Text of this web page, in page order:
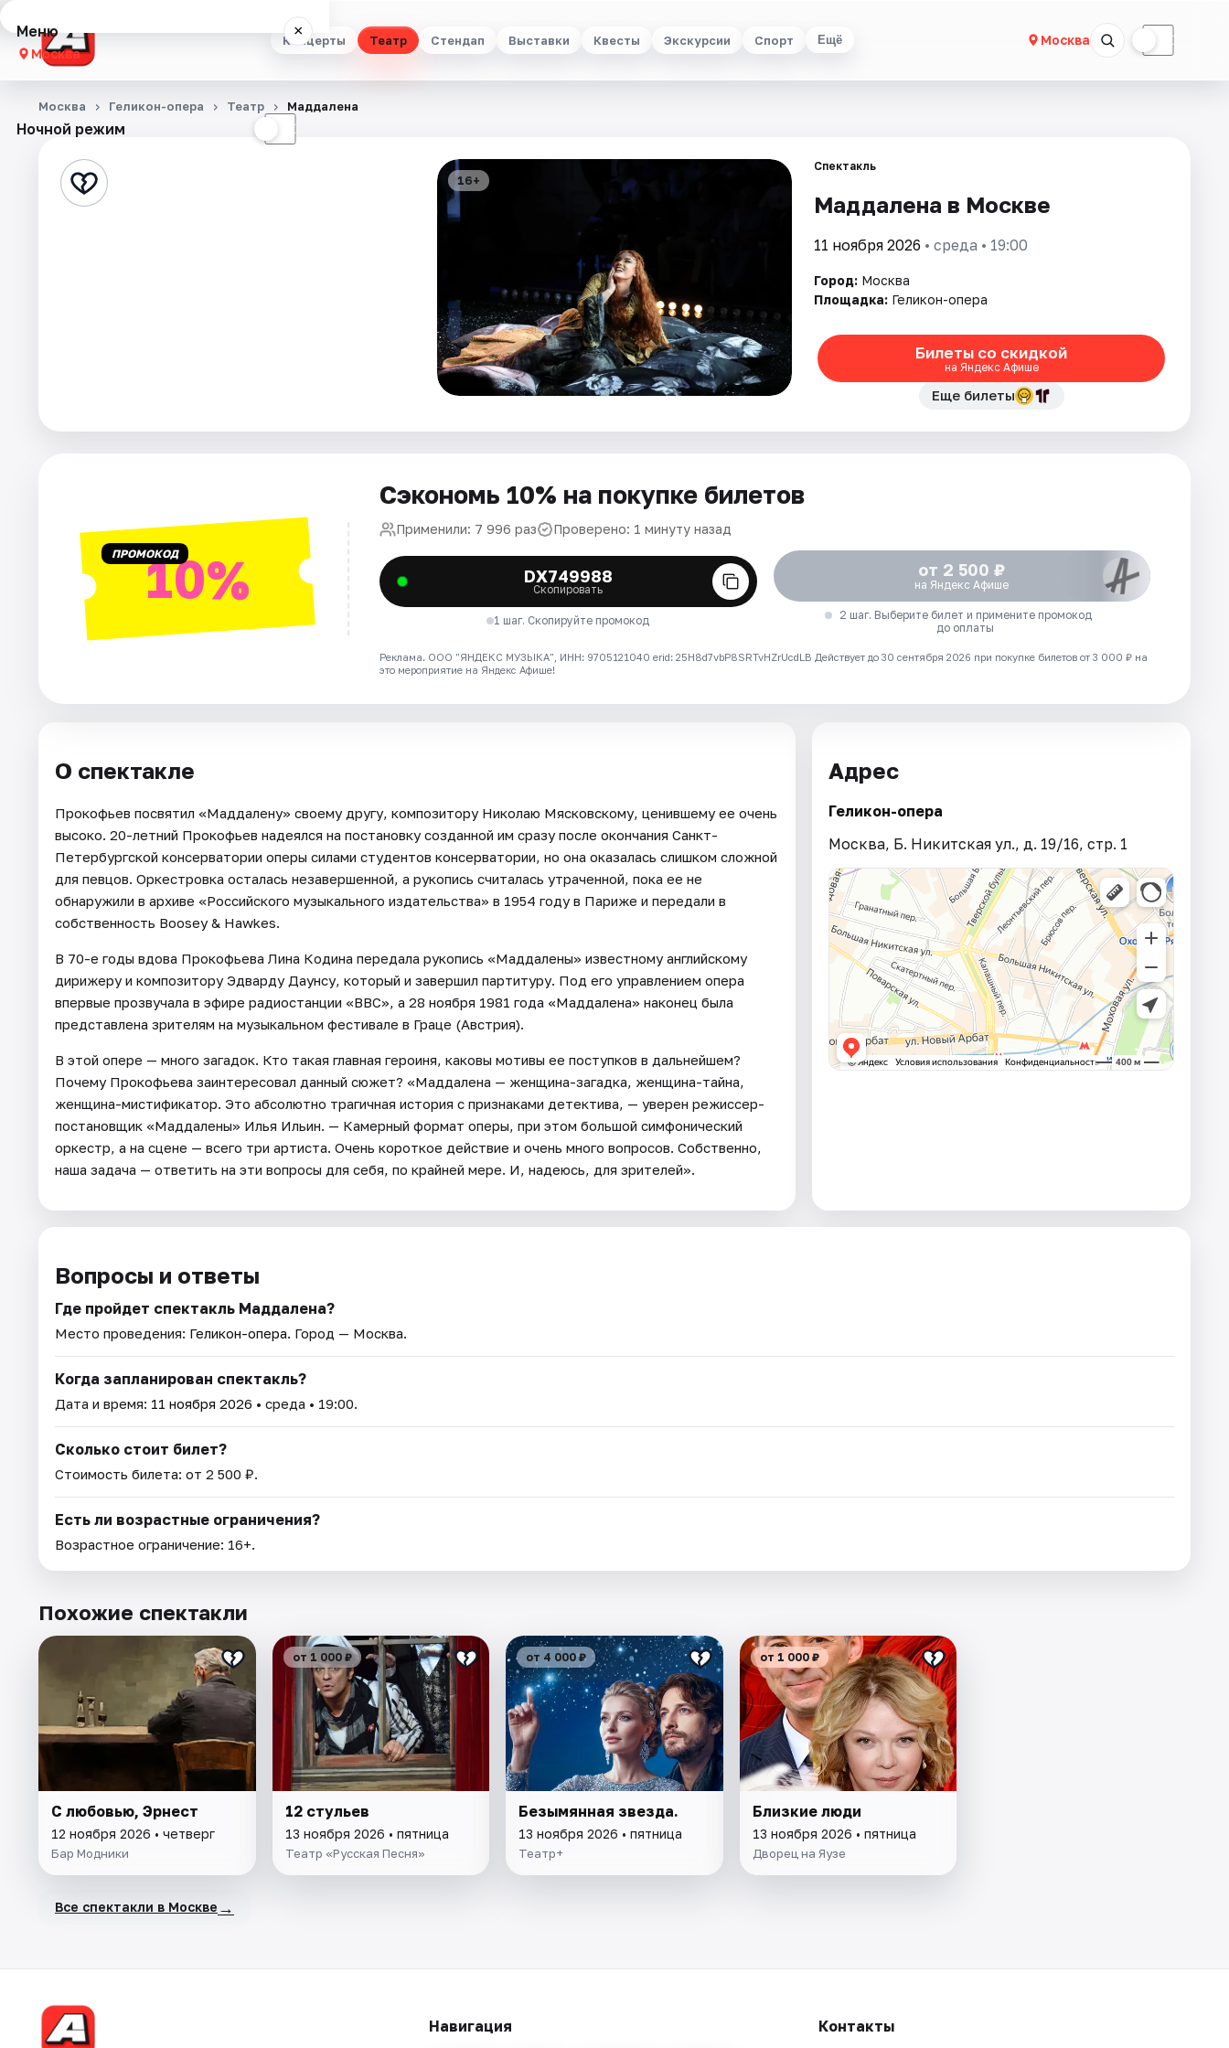
Концерты Театр Стендап Выставки Квесты Экскурсии Спорт Ещё Москва ☾
Меню ×
Москва
Концерты
Стендап
Артисты
Ночной режим ☾
Москва Геликон-опера Театр Маддалена
16+
Спектакль
Маддалена в Москве
11 ноября 2026 • среда • 19:00
Город: Москва
Площадка: Геликон-опера
Билеты со скидкой
на Яндекс Афише
Еще билеты
ПРОМОКОД10%
Сэкономь 10% на покупке билетов
Применили: 7 996 раз Проверено: 1 минуту назад
DX749988
Скопировать
1 шаг. Скопируйте промокод
от 2 500 ₽
на Яндекс Афише
2 шаг. Выберите билет и примените промокод
до оплаты
Реклама. ООО "ЯНДЕКС МУЗЫКА", ИНН: 9705121040 erid: 25H8d7vbP8SRTvHZrUcdLB Действует до 30 сентября 2026 при покупке билетов от 3 000 ₽ на
это мероприятие на Яндекс Афише!
О спектакле
Прокофьев посвятил «Маддалену» своему другу, композитору Николаю Мясковскому, ценившему ее очень
высоко. 20-летний Прокофьев надеялся на постановку созданной им сразу после окончания Санкт-
Петербургской консерватории оперы силами студентов консерватории, но она оказалась слишком сложной
для певцов. Оркестровка осталась незавершенной, а рукопись считалась утраченной, пока ее не
обнаружили в архиве «Российского музыкального издательства» в 1954 году в Париже и передали в
собственность Boosey & Hawkes.
В 70-е годы вдова Прокофьева Лина Кодина передала рукопись «Маддалены» известному английскому
дирижеру и композитору Эдварду Даунсу, который и завершил партитуру. Под его управлением опера
впервые прозвучала в эфире радиостанции «BBC», а 28 ноября 1981 года «Маддалена» наконец была
представлена зрителям на музыкальном фестивале в Граце (Австрия).
В этой опере — много загадок. Кто такая главная героиня, каковы мотивы ее поступков в дальнейшем?
Почему Прокофьева заинтересовал данный сюжет? «Маддалена — женщина-загадка, женщина-тайна,
женщина-мистификатор. Это абсолютно трагичная история с признаками детектива, — уверен режиссер-
постановщик «Маддалены» Илья Ильин. — Камерный формат оперы, при этом большой симфонический
оркестр, а на сцене — всего три артиста. Очень короткое действие и очень много вопросов. Собственно,
наша задача — ответить на эти вопросы для себя, по крайней мере. И, надеюсь, для зрителей».
Адрес
Геликон-опера
Москва, Б. Никитская ул., д. 19/16, стр. 1​
Вопросы и ответы
Где пройдет спектакль Маддалена?
Место проведения: Геликон-опера. Город — Москва.
Когда запланирован спектакль?
Дата и время: 11 ноября 2026 • среда • 19:00.
Сколько стоит билет?
Стоимость билета: от 2 500 ₽.
Есть ли возрастные ограничения?
Возрастное ограничение: 16+.
Похожие спектакли
С любовью, Эрнест
12 ноября 2026 • четверг
Бар Модники
от 1 000 ₽
12 стульев
13 ноября 2026 • пятница
Театр «Русская Песня»
от 4 000 ₽
Безымянная звезда.
13 ноября 2026 • пятница
Театр+
от 1 000 ₽
Близкие люди
13 ноября 2026 • пятница
Дворец на Яузе
Все спектакли в Москве →
Навигация Контакты